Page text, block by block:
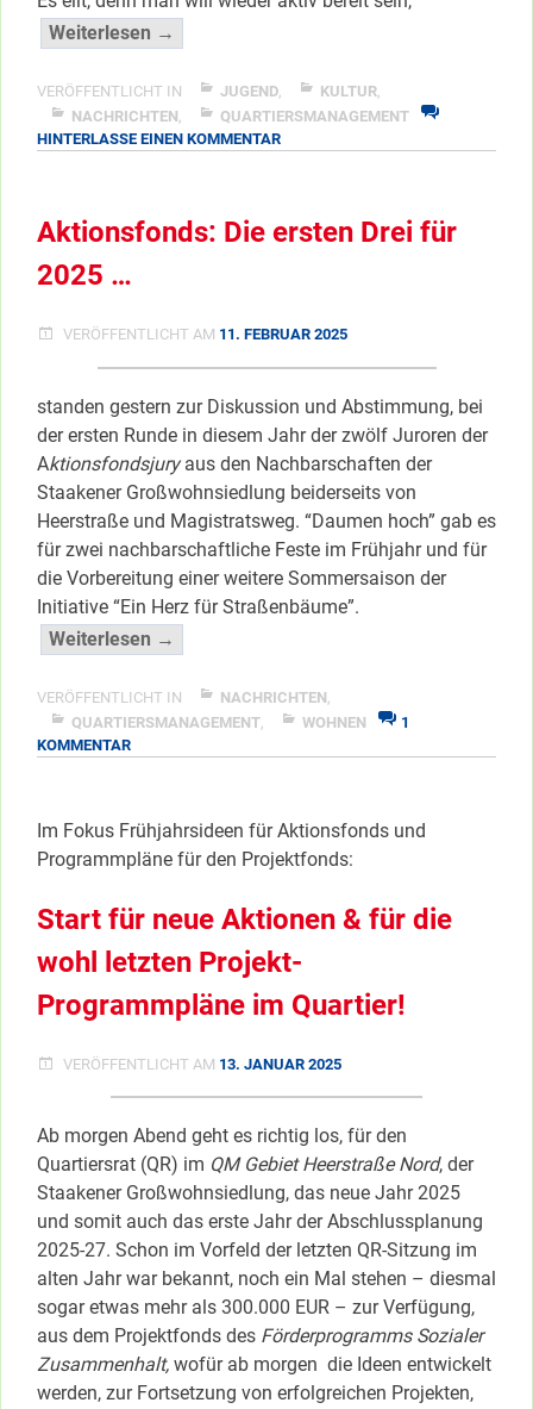
Weiterlesen →
Station
wird
aufgerüstet”
VERÖFFENTLICHT IN JUGEND, KULTUR,
NACHRICHTEN,
QUARTIERSMANAGEMENT
HINTERLASSE EINEN KOMMENTARZU
WIRD
Aktionsfonds: Die ersten Drei für
2025 …
VERÖFFENTLICHT AM 11. FEBRUAR 2025
standen gestern zur Diskussion und Abstimmung, bei
der ersten Runde in diesem Jahr der zwölf Juroren der
Aktionsfondsjuryaus den Nachbarschaften der
Staakener Großwohnsiedlung beiderseits von
Heerstraße und Magistratsweg. “Daumen hoch” gab es
für zwei nachbarschaftliche Feste im Frühjahr und für
die Vorbereitung einer weitere Sommersaison der
Initiative “Ein Herz für Straßenbäume”.
Weiterlesen →
ersten
Drei
für
</span
VERÖFFENTLICHT IN NACHRICHTEN
QUARTIERSMANAGEMENT
WOHNEN
1
KOMMENTARZU
DREI
FÜR
Im Fokus Frühjahrsideen für Aktionsfonds und
Programmpläne für den Projektfonds:
Start für neue Aktionen & für die
wohl letzten Projekt-
Programmpläne im Quartier!
VERÖFFENTLICHT AM 13. JANUAR 2025
Ab morgen Abend geht es richtig los, für den
Quartiersrat (QR) im QM Gebiet Heerstraße Nord, der
Staakener Großwohnsiedlung, das neue Jahr 2025
und somit auch das erste Jahr der Abschlussplanung
2025-27. Schon im Vorfeld der letzten QR-Sitzung im
alten Jahr war bekannt, noch ein Mal stehen – diesmal
sogar etwas mehr als 300.000 EUR – zur Verfügung,
aus dem Projektfonds des Förderprogramms Sozialer
Zusammenhalt, wofür ab morgen die Ideen entwickelt
werden, zur Fortsetzung von erfolgreichen Projekten,